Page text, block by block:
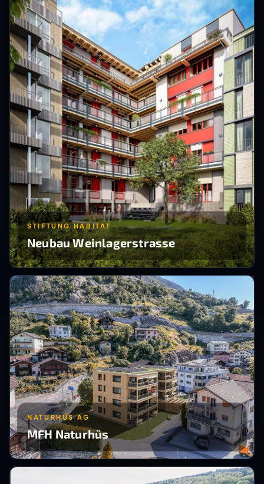
STIFTUNG HABITAT
Neubau Weinlagerstrasse
NATURHÜS AG
MFH Naturhüs